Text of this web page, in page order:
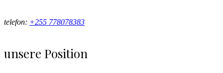
telefon: +255 778078383
unsere Position